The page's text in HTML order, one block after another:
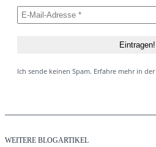
Ich sende keinen Spam. Erfahre mehr in der
WEITERE BLOGARTIKEL